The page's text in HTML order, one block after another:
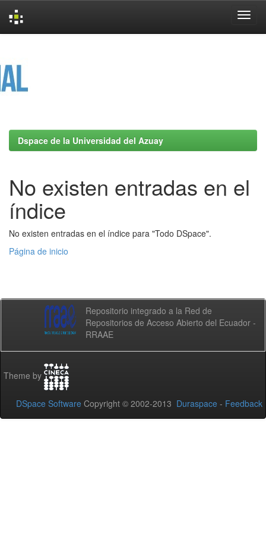
Dspace de la Universidad del Azuay
No existen entradas en el
índice
No existen entradas en el índice para "Todo DSpace".
Página de inicio
Repositorio integrado a la Red de
Repositorios de Acceso Abierto del Ecuador -
RRAAE
Theme by
DSpace Software Copyright © 2002-2013 Duraspace - Feedback